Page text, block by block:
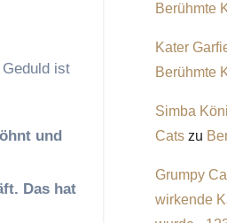
ist
und
Das hat
Berühmte
Kater
Berühmte
Simba
Catszu
Grumpy
wirkende